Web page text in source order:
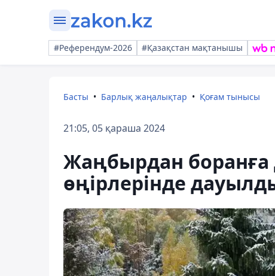
#Референдум-2026 #Қазақстан мақтанышы
Басты Барлық жаңалықтар Қоғам тынысы
21:05, 05 қараша 2024
Жаңбырдан боранға
өңірлерінде